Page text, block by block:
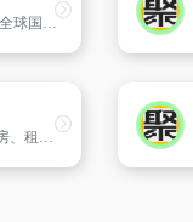
居外网是针对国内买家需要度身订造,专业全球国际房产中文网络搜索引擎及资讯平台。居外网丰富的网站内容全部以中文表述,并以中文标注国际地图的网站。由来自英、美、澳、加、日等国8万多名房产经纪和发展商发放的愈160万套房源目前已在网站全面上线。
城市房产网站提供大中城市新楼盘、二手房、租房、房价及租金行情等信息,信息全面、即时、准确,房源不重复,免费不限量发布房源。